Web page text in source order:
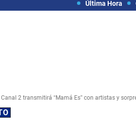
Última Hora
Canal 2 transmitirá “Mamá Es” con artistas y